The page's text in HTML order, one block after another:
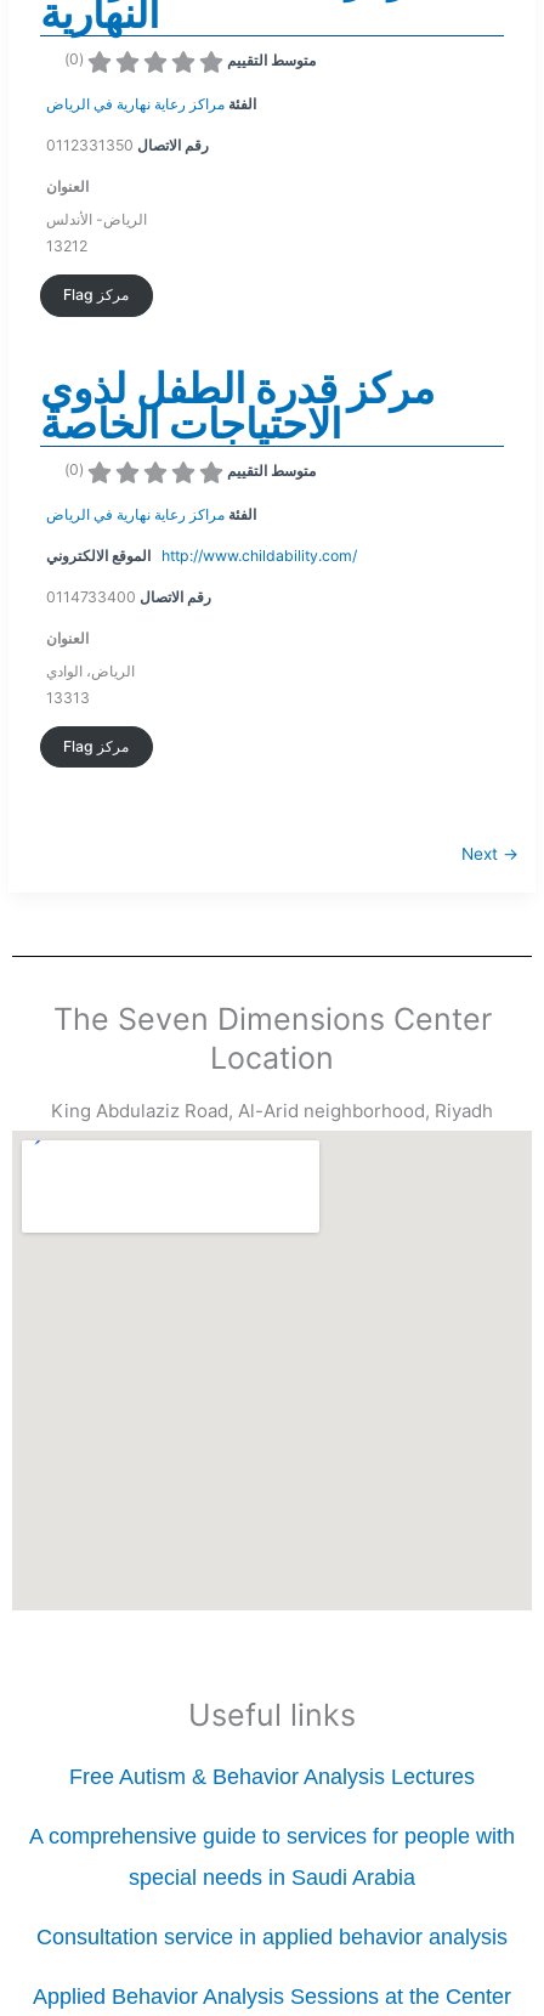
النهارية
متوسط التقييم (
0
)
الفئة مراكز رعاية نهارية في الرياض
رقم الاتصال 0112331350
العنوان
الرياض- الأندلس
13212
Flag مركز
مركز قدرة الطفل لذوي
الاحتياجات الخاصة
متوسط التقييم (
0
)
الفئة مراكز رعاية نهارية في الرياض
الموقع الالكتروني http://www.childability.com/
رقم الاتصال 0114733400
العنوان
الرياض، الوادي
13313
Flag مركز
Next →
The Seven Dimensions Center
Location
King Abdulaziz Road, Al-Arid neighborhood, Riyadh
Useful links
Free Autism & Behavior Analysis Lectures
A comprehensive guide to services for people with
special needs in Saudi Arabia
Consultation service in applied behavior analysis
Applied Behavior Analysis Sessions at the Center